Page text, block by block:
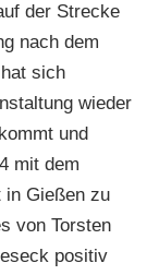
der Strecke
nach dem
sich
wieder
und
mit dem
in Gießen zu
von Torsten
positiv